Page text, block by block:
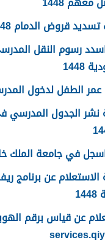
قروض الدمام 1448
رسوم النقل
1448
الطفل لدخول المدرسة
نشر الجدول المدرسي
في جامعة الملك خالد
عن برنامج